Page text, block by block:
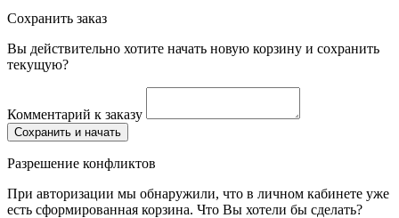
Сохранить заказ
Вы действительно хотите начать новую корзину и сохранить
текущую?
Комментарий к заказу
Сохранить и начать
Разрешение конфликтов
При авторизации мы обнаружили, что в личном кабинете уже
есть сформированная корзина. Что Вы хотели бы сделать?